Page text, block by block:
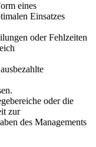
eines
Einsatzes
oder Fehlzeiten
oder die
zur
des Managements